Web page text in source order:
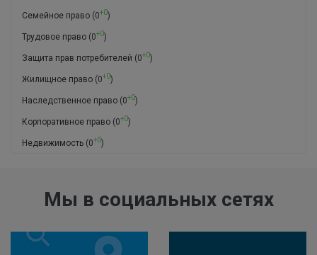
Семейное право (0+0)
Трудовое право (0+0)
Защита прав потребителей (0+0)
Жилищное право (0+0)
Наследственное право (0+0)
Корпоративное право (0+0)
Недвижимость (0+0)
Мы в социальных сетях